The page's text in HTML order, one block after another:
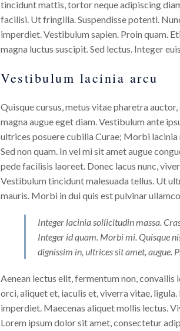
tincidunt mattis, tortor neque adipiscing
facilisi. Ut fringilla. Suspendisse potenti.
imperdiet. Vestibulum sapien. Proin quam.
magna luctus suscipit. Sed lectus. Integer
Vestibulum lacinia arcu
Quisque cursus, metus vitae pharetra
magna augue eget diam. Vestibulum ante
ultrices posuere cubilia Curae; Morbi
Sed non quam. In vel mi sit amet augue
pede facilisis laoreet. Donec lacus nunc,
Vestibulum tincidunt malesuada tellus. Ut
mauris. Morbi in dui quis est pulvinar
Integer lacinia sollicitudin massa.
Integer id quam. Morbi mi. Quisque
dignissim in, ultrices sit amet, augue.
Aenean lectus elit, fermentum non, convallis
orci, aliquet et, iaculis et, viverra vitae,
imperdiet. Maecenas aliquet mollis lectus.
Lorem ipsum dolor sit amet, consectetur